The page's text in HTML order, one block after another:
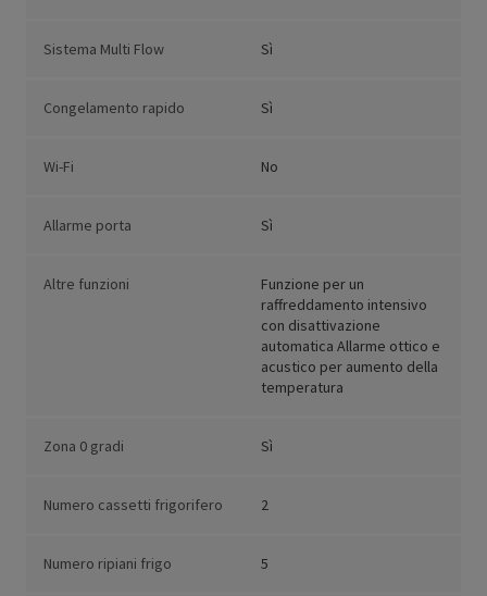
Sistema Multi Flow Sì
Congelamento rapido Sì
Wi-Fi No
Allarme porta Sì
Altre funzioni
Funzione per un
raffreddamento intensivo
con disattivazione
automatica Allarme ottico e
acustico per aumento della
temperatura
Zona 0 gradi Sì
Numero cassetti frigorifero 2
Numero ripiani frigo 5